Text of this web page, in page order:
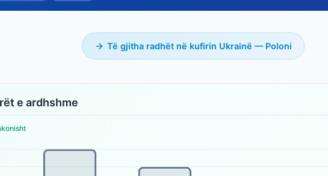
Të gjitha radhët në kufirin Ukrainë — Poloni
e ardhshme